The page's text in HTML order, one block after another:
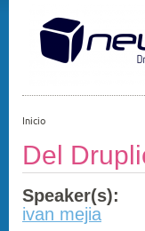
Inicio
Del
Speaker(s):
ivan mejia